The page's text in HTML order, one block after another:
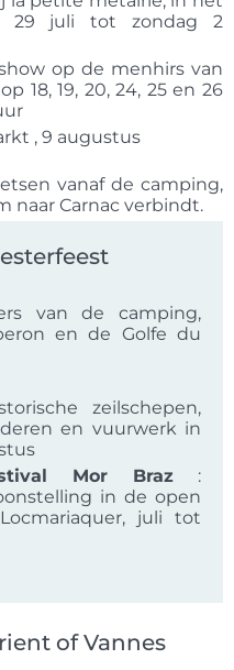
29 juli tot zondag 2
op de menhirs van
18, 19, 20, 24, 25 en 26
, 9 augustus
vanaf de camping,
naar Carnac verbindt.
van de camping,
en de Golfe du
zeilschepen,
en vuurwerk in
Mor Braz :
in de open
juli tot
of Vannes